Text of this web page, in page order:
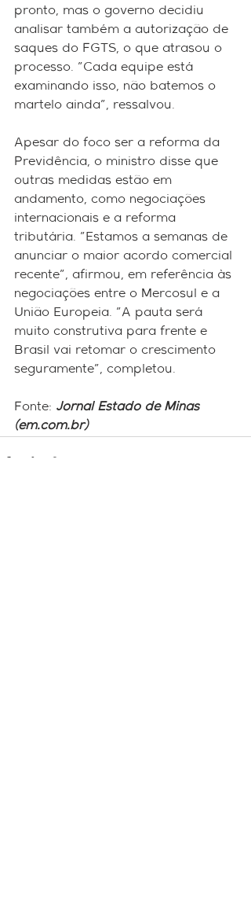
pronto, mas o governo decidiu
analisar também a autorização de
saques do FGTS, o que atrasou o
processo. "Cada equipe está
examinando isso, não batemos o
martelo ainda", ressalvou.
Apesar do foco ser a reforma da
Previdência, o ministro disse que
outras medidas estão em
andamento, como negociações
internacionais e a reforma
tributária. "Estamos a semanas de
anunciar o maior acordo comercial
recente", afirmou, em referência às
negociações entre o Mercosul e a
União Europeia. "A pauta será
muito construtiva para frente e
Brasil vai retomar o crescimento
seguramente", completou.
Fonte: Jornal Estado de Minas
(em.com.br)